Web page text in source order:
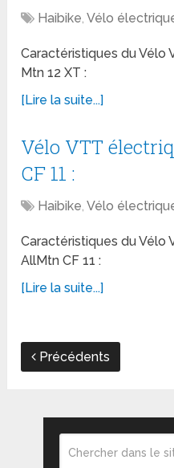
Haibike,Vélo
Caractéristiques du Vélo
Mtn 12 XT :
[Lire la suite...]
Vélo VTT
CF 11 :
Haibike,Vélo
Caractéristiques du Vélo
AllMtn CF 11 :
[Lire la suite...]
Précédents